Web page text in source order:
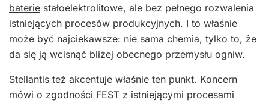
baterie stałoelektrolitowe, ale bez pełnego rozwalenia
istniejących procesów produkcyjnych. I to właśnie
może być najciekawsze: nie sama chemia, tylko to, że
da się ją wcisnąć bliżej obecnego przemysłu ogniw.
Stellantis też akcentuje właśnie ten punkt. Koncern
mówi o zgodności FEST z istniejącymi procesami